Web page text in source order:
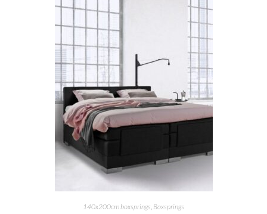
140x200cm boxsprings, Boxsprings